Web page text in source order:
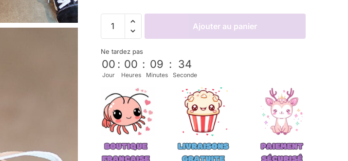
Ajouter au panier
Ne tardez pas
00
Jour
: 00
Heures
: 09
Minutes
: 33
Seconde